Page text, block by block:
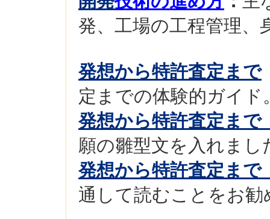
発、工場の工程管理、
発想から特許査定まで
定までの体験的ガイド
発想から特許査定まで
願の雛型文を入れまし
発想から特許査定まで
通して読むことをお勧